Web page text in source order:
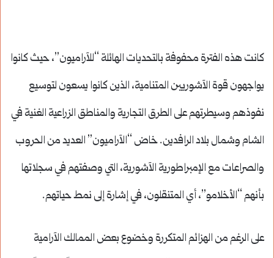
كانت هذه الفترة محفوفة بالتحديات الهائلة “للآراميون”، حيث كانوا
يواجهون قوة الآشوريين المتنامية، الذين كانوا يسعون لتوسيع
نفوذهم وسيطرتهم على الطرق التجارية والمناطق الزراعية الغنية في
الشام وشمال بلاد الرافدين. خاض “الآراميون” العديد من الحروب
والصراعات مع الإمبراطورية الآشورية، التي وصفتهم في سجلاتها
بأنهم “الأخلامو”، أي المتنقلون، في إشارة إلى نمط حياتهم.
على الرغم من الهزائم المتكررة وخضوع بعض الممالك الآرامية